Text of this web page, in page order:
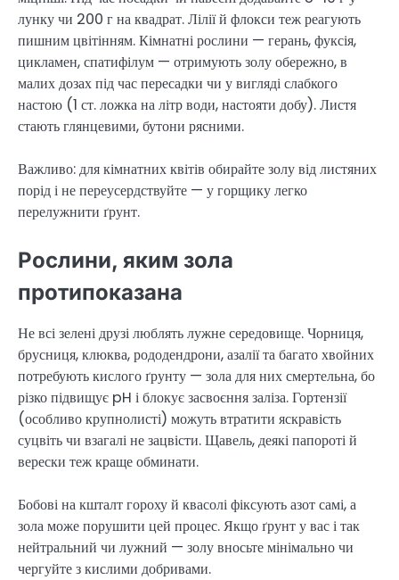
лунку чи 200 г на квадрат. Лілії й флокси теж реагують
пишним цвітінням. Кімнатні рослини — герань, фуксія,
цикламен, спатифілум — отримують золу обережно, в
малих дозах під час пересадки чи у вигляді слабкого
настою (1 ст. ложка на літр води, настояти добу). Листя
стають глянцевими, бутони рясними.
Важливо: для кімнатних квітів обирайте золу від листяних
порід і не переусердствуйте — у горщику легко
перелужнити ґрунт.
Рослини, яким зола
протипоказана
Не всі зелені друзі люблять лужне середовище. Чорниця,
брусниця, клюква, рододендрони, азалії та багато хвойних
потребують кислого ґрунту — зола для них смертельна, бо
різко підвищує pH і блокує засвоєння заліза. Гортензії
(особливо крупнолисті) можуть втратити яскравість
суцвіть чи взагалі не зацвісти. Щавель, деякі папороті й
верески теж краще обминати.
Бобові на кшталт гороху й квасолі фіксують азот самі, а
зола може порушити цей процес. Якщо ґрунт у вас і так
нейтральний чи лужний — золу вносьте мінімально чи
чергуйте з кислими добривами.